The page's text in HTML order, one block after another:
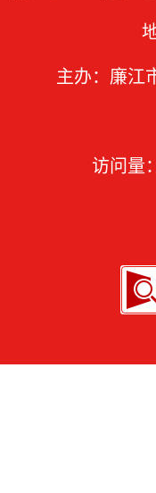
主办：廉
访问量：